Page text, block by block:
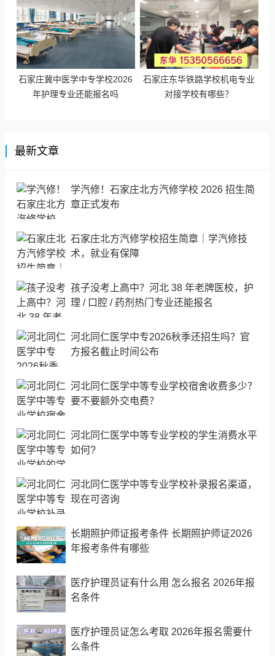
石家庄冀中医学中专学校2026
年护理专业还能报名吗
石家庄东华铁路学校机电专业
对接学校有哪些？
最新文章
学汽修！石家庄北方汽修学校 2026 招生简
章正式发布
石家庄北方汽修学校招生简章｜学汽修技
术，就业有保障
孩子没考上高中？河北 38 年老牌医校，护
理 / 口腔 / 药剂热门专业还能报名
河北同仁医学中专2026秋季还招生吗？官
方报名截止时间公布
河北同仁医学中等专业学校宿舍收费多少？
要不要额外交电费？
河北同仁医学中等专业学校的学生消费水平
如何?
河北同仁医学中等专业学校补录报名渠道，
现在可咨询
长期照护师证报考条件 长期照护师证2026
年报考条件有哪些
医疗护理员证有什么用 怎么报名 2026年报
名条件
医疗护理员证怎么考取 2026年报名需要什
么条件